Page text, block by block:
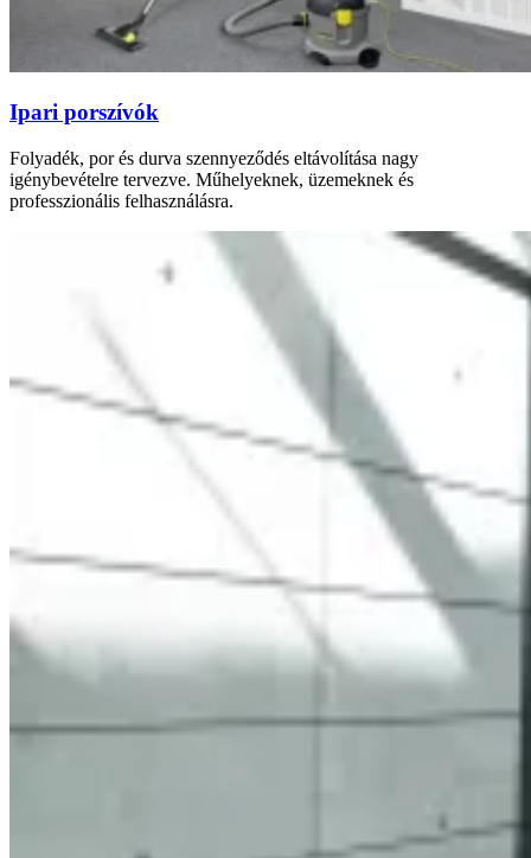
Ipari porszívók
Folyadék, por és durva szennyeződés eltávolítása nagy
igénybevételre tervezve. Műhelyeknek, üzemeknek és
professzionális felhasználásra.